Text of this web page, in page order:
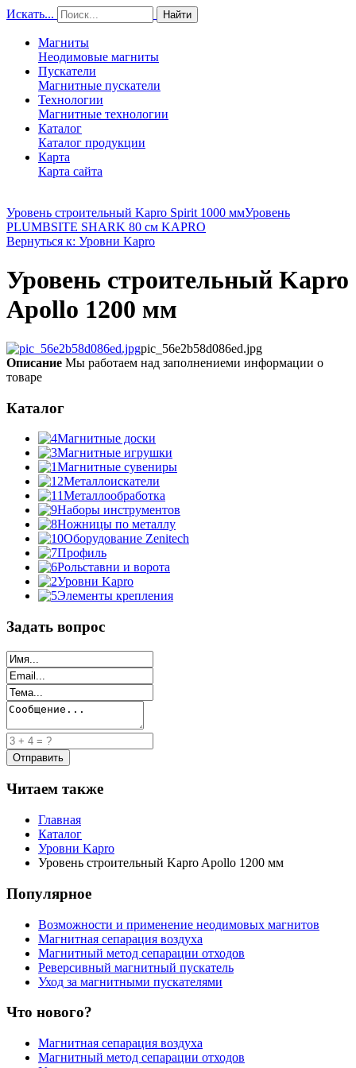
Искать... Найти
Магниты
Неодимовые магниты
Пускатели
Магнитные пускатели
Технологии
Магнитные технологии
Каталог
Каталог продукции
Карта
Карта сайта
Уровень строительный Kapro Spirit 1000 ммУровень
PLUMBSITE SHARK 80 см KAPRO
Вернуться к: Уровни Kapro
Уровень строительный Kapro
Apollo 1200 мм
pic_56e2b58d086ed.jpg
Описание Мы работаем над заполнениеми информации о
товаре
Каталог
Магнитные доски
Магнитные игрушки
Магнитные сувениры
Металлоискатели
Металлообработка
Наборы инструментов
Ножницы по металлу
Оборудование Zenitech
Профиль
Рольставни и ворота
Уровни Kapro
Элементы крепления
Задать вопрос
Читаем также
Главная
Каталог
Уровни Kapro
Уровень строительный Kapro Apollo 1200 мм
Популярное
Возможности и применение неодимовых магнитов
Магнитная сепарация воздуха
Магнитный метод сепарации отходов
Реверсивный магнитный пускатель
Уход за магнитными пускателями
Что нового?
Магнитная сепарация воздуха
Магнитный метод сепарации отходов